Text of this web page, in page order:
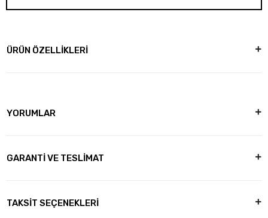
ÜRÜN ÖZELLİKLERİ
YORUMLAR
GARANTİ VE TESLİMAT
TAKSİT SEÇENEKLERİ